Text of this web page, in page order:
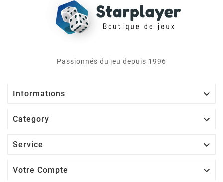
Passionnés du jeu depuis 1996
Informations 
Category 
Service 
Votre Compte 